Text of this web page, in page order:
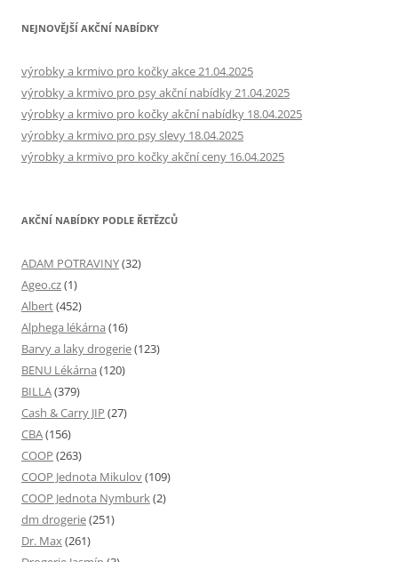
NEJNOVĚJŠÍ AKČNÍ NABÍDKY
výrobky a krmivo pro kočky akce 21.04.2025
výrobky a krmivo pro psy akční nabídky 21.04.2025
výrobky a krmivo pro kočky akční nabídky 18.04.2025
výrobky a krmivo pro psy slevy 18.04.2025
výrobky a krmivo pro kočky akční ceny 16.04.2025
AKČNÍ NABÍDKY PODLE ŘETĚZCŮ
ADAM POTRAVINY(32)
Ageo.cz(1)
Albert(452)
Alphega lékárna (16)
Barvy a laky drogerie(123)
BENU Lékárna (120)
BILLA(379)
Cash & Carry JIP (27)
CBA(156)
COOP (263)
COOP Jednota Mikulov(109)
COOP Jednota Nymburk(2)
dm drogerie(251)
Dr. Max(261)